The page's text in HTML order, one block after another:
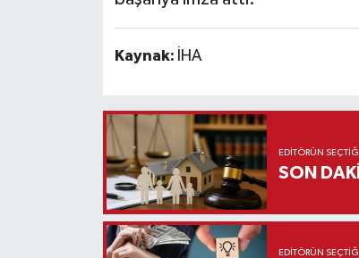
Kaynak: İHA
EDITÖRÜN SEÇTIĞI
EDITÖRÜN SEÇTIĞI
Vefat Haberleri